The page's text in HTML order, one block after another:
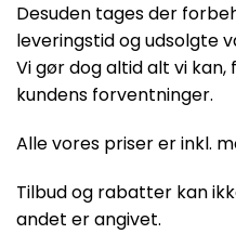
Desuden tages der
leveringstid og udsolgte
Vi gør dog altid alt vi
kundens forventninger.
Alle vores priser er inkl.
Tilbud og rabatter kan
andet er angivet.